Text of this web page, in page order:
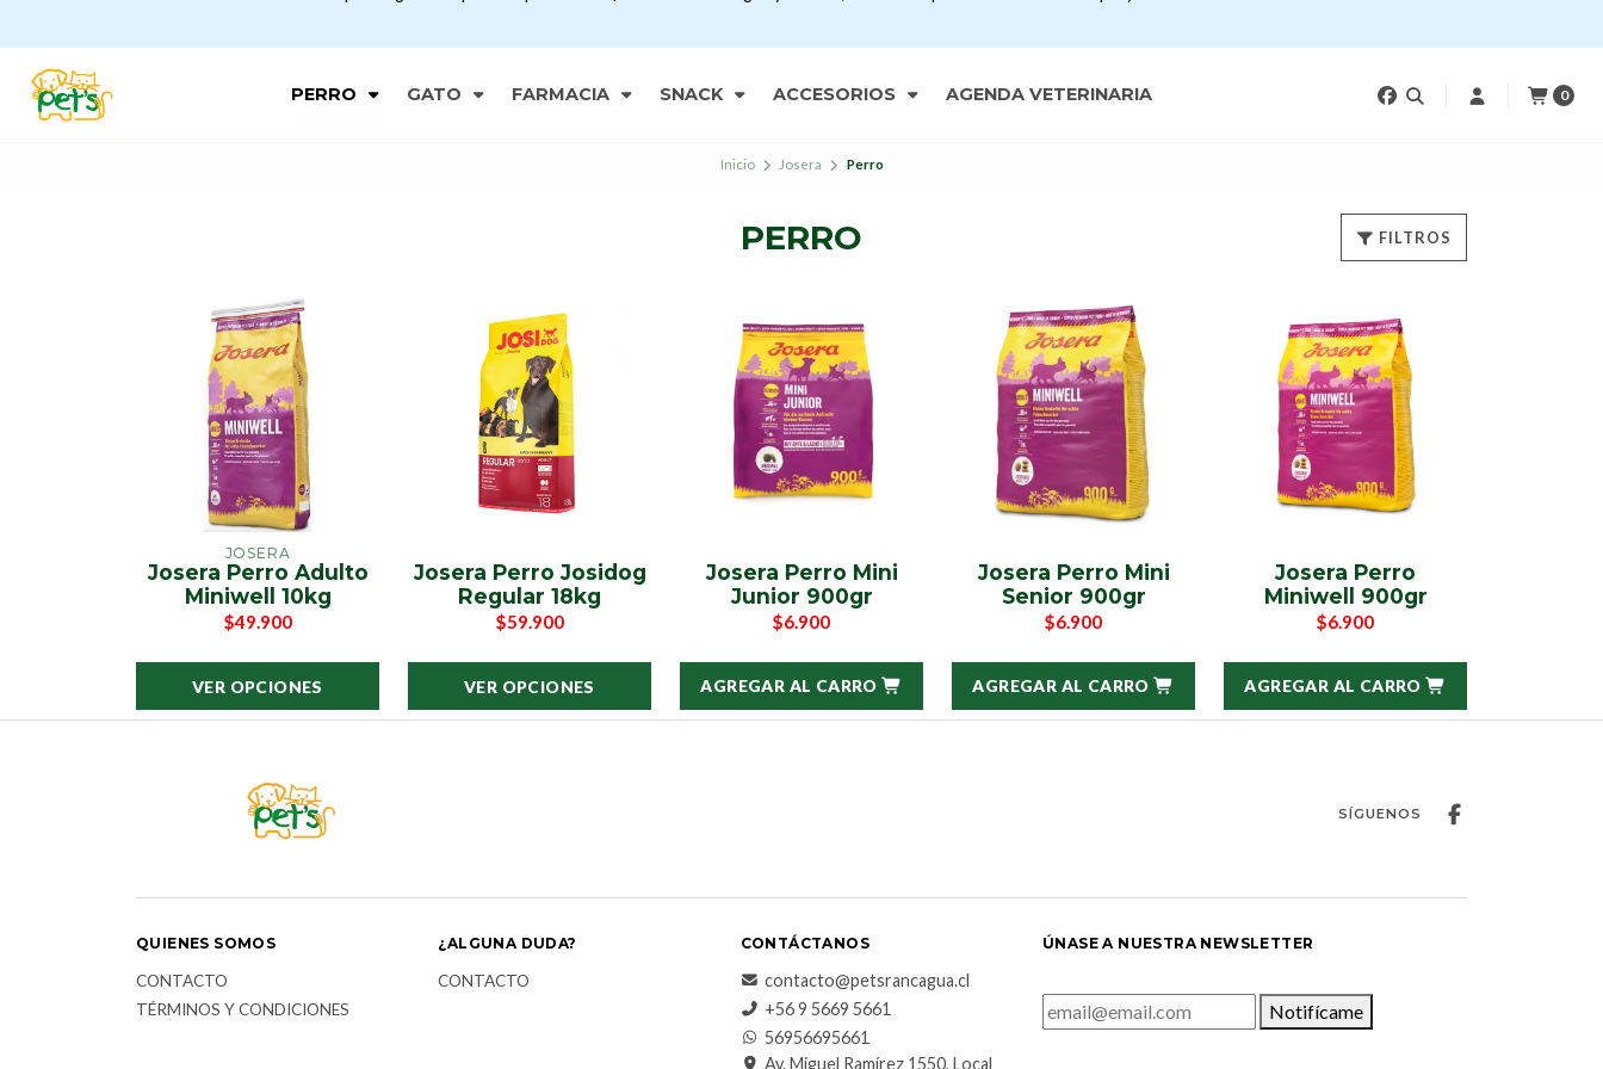
PERRO GATO FARMACIA SNACK ACCESORIOS AGENDA VETERINARIA 0
Inicio Josera Perro
PERRO FILTROS
JOSERA
Josera Perro Adulto
Miniwell 10kg
$49.900
VER OPCIONES
Josera Perro Josidog
Regular 18kg
$59.900
VER OPCIONES
Josera Perro Mini
Junior 900gr
$6.900
AGREGAR AL CARRO
Josera Perro Mini
Senior 900gr
$6.900
AGREGAR AL CARRO
Josera Perro
Miniwell 900gr
$6.900
AGREGAR AL CARRO
SÍGUENOS
QUIENES SOMOS
CONTACTO
TÉRMINOS Y CONDICIONES
¿ALGUNA DUDA?
CONTACTO
CONTÁCTANOS
contacto@petsrancagua.cl
‪+56 9 5669 5661‬
56956695661‬
Av. Miguel Ramírez 1550, Local
ÚNASE A NUESTRA NEWSLETTER
Notifícame